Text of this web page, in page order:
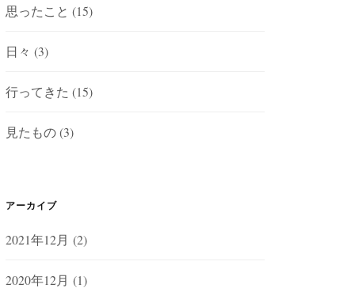
思ったこと (15)
日々 (3)
行ってきた (15)
見たもの(3)
アーカイブ
2021年12月 (2)
2020年12月 (1)